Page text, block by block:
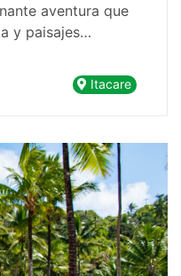
aventura que
y paisajes
donde podrás
de Brasil.
Itacare